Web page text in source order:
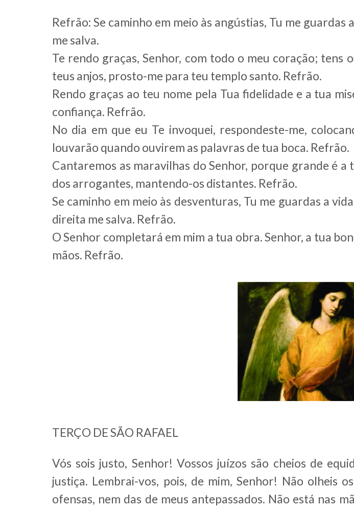
Refrão: Se caminho em meio às angústias, Tu me
me salva.
Te rendo graças, Senhor, com todo o meu coração; tens
teus anjos, prosto-me para teu templo santo. Refrão.
Rendo graças ao teu nome pela Tua fidelidade e a tua
confiança. Refrão.
No dia em que eu Te invoquei, respondeste-me,
louvarão quando ouvirem as palavras de tua boca. Refrão.
Cantaremos as maravilhas do Senhor, porque grande é
dos arrogantes, mantendo-os distantes. Refrão.
Se caminho em meio às desventuras, Tu me guardas a
direita me salva. Refrão.
O Senhor completará em mim a tua obra. Senhor, a tua
mãos. Refrão.
TERÇO DE SÃO RAFAEL
Vós sois justo, Senhor! Vossos juízos são cheios de
justiça. Lembrai-vos, pois, de mim, Senhor! Não olheis
ofensas, nem das de meus antepassados. Não está nas